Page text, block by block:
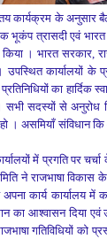
तय कार्यक्रम के
भूकंप त्रासदी एवं
किया ।भारत सरकार,
उपस्थित कार्यालयोंके
का हार्दिक
सभी सदस्यों से अनुरोध
असमियाँ संविधान कि
में प्रगति पर
ने राजभाषा विकास के
अपना कार्य
का आश्‍वासन दियाएवं
गतिविधियों को